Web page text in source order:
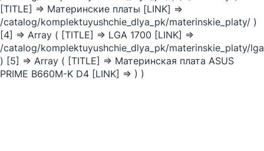
[TITLE] => Материнские платы [LINK] =>
/catalog/komplektuyushchie_dlya_pk/materinskie_platy/ )
[4] => Array ( [TITLE] => LGA 1700 [LINK] =>
/catalog/komplektuyushchie_dlya_pk/materinskie_platy/
) [5] => Array ( [TITLE] => Материнская плата ASUS
PRIME B660M-K D4 [LINK] => ) )